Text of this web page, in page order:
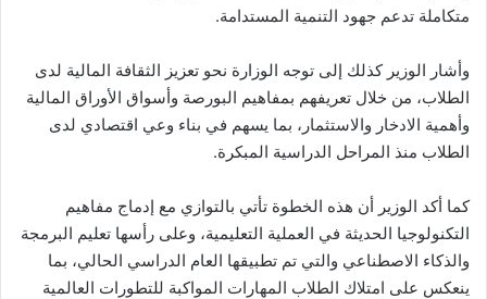
متكاملة تدعم جهود التنمية المستدامة.
وأشار الوزير كذلك إلى توجه الوزارة نحو تعزيز الثقافة المالية لدى
الطلاب، من خلال تعريفهم بمفاهيم البورصة وأسواق الأوراق المالية
وأهمية الادخار والاستثمار، بما يسهم في بناء وعي اقتصادي لدى
الطلاب منذ المراحل الدراسية المبكرة.
كما أكد الوزير أن هذه الخطوة تأتي بالتوازي مع إدماج مفاهيم
التكنولوجيا الحديثة في العملية التعليمية، وعلى رأسها تعليم البرمجة
والذكاء الاصطناعي والتي تم تطبيقها العام الدراسي الحالي، بما
ينعكس على امتلاك الطلاب المهارات المواكبة للتطورات العالمية